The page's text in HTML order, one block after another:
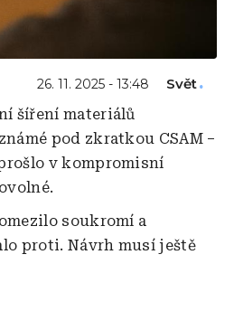
26. 11. 2025 - 13:48
Svět
šíření materiálů
pod zkratkou CSAM –
v kompromisní
soukromí a
proti. Návrh musí ještě